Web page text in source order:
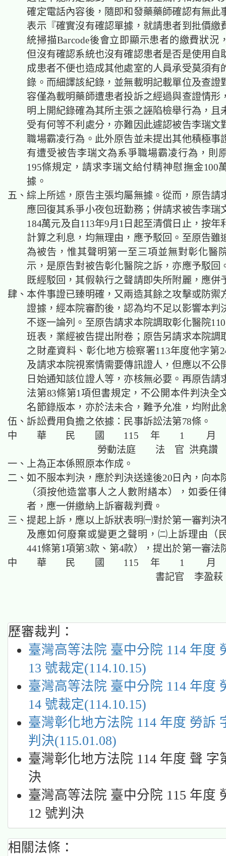
確定電話內容後，隨即和發藥藥師確認有無此
表示『確實沒有確認單據，就請患者到批價繳
統掃描Barcode後會立即顯示患者的繳費狀況
但沒有確認系統也沒有確認患者是否是使用自
成患者不便也造成其他處室的人員承受莫須有
錄。而細譯該紀錄，並無載明記載單位及查證
容僅為載明藥師遭患者投訴之經過與查證情形
明上開紀錄確為其所主張之誣陷檢舉行為，且
受有何等不利處分，亦難因此遽認被告李瑞文
職場霸凌行為。此外原告並未提出其他積極事
有遭受被告李瑞文為系爭職場霸凌行為，則
195條規定，請求李瑞文給付精神慰撫金100
據。
五、綜上所述，原告主張均屬無據。從而，原告請
應回復其系爭小夜包班勤務；併請求被告李瑞
184萬元及自113年9月1日起至清償日止，按年
計算之利息，均無理由 ，應予駁回。至原告雖
為被告，惟其聲明第一至三項並無對彰化醫
示，是原告對被告彰化醫院之訴，亦應予駁回
既經駁回，其假執行之聲請即失所附麗，應併
肆、本件事證已臻明確，又兩造其餘之攻擊或防禦
證據，經本院審酌後，認為均不足以影響本判
不逐一論列。至原告請求本院調取彰化醫院
班表，業經被告提出附卷；原告另請求本院調
之財產資料、彰化地方檢察署113年度他字第
及請求本院視案情需要傳訊證人，但應以不公
日始通知該位證人等，亦核無必要。再原告請
法第83條第1項但書規定，不公開本件判決全
名節錄版本，亦於法未合，難予允准，均附此
伍、訴訟費用負擔之依據：民事訴訟法第78條。
中 華 民 國 115 年 1
勞動法庭 法 官 洪堯
一、上為正本係照原本作成。
二、如不服本判決，應於判決送達後20日內，向本
（須按他造當事人之人數附繕本），如委任
者，應一併繳納上訴審裁判費。
三、提起上訴，應以上訴狀表明㈠對於第一審判決
及應如何廢棄或變更之聲明，㈡上訴理由（
441條第1項第3款、第4款），提出於第一審法
中 華 民 國 115 年 1
書記官 李盈萩
歷審裁判：
臺灣高等法院 臺中分院 114 年度
13 號裁定(114.10.15)
臺灣高等法院 臺中分院 114 年度
14 號裁定(114.10.15)
臺灣彰化地方法院 114 年度 勞訴
判決(115.01.08)
臺灣彰化地方法院 114 年度 聲 字
決
臺灣高等法院 臺中分院 115 年度
12 號判決
相關法條：